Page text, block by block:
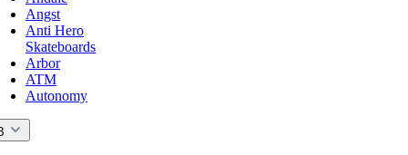
Angst
Anti Hero
Skateboards
Arbor
ATM
Autonomy